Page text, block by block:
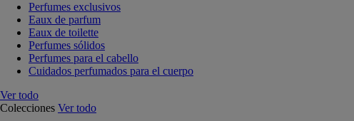
Perfumes exclusivos
Eaux de parfum
Eaux de toilette
Perfumes sólidos
Perfumes para el cabello
Cuidados perfumados para el cuerpo
Ver todo
Colecciones Ver todo